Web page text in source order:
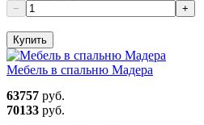
− +
Купить
Мебель в спальню Мадера
63757 руб.
70133 руб.